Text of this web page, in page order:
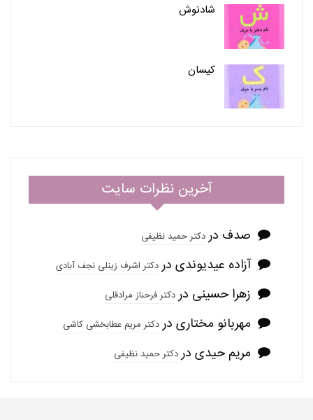
شادنوش
کیسان
آخرین نظرات سایت
صدف دردکتر حمید نظیفی
آزاده عیدیوندی دردکتر اشرف زینلی نجف آبادی
زهرا حسینی دردکتر فرحناز مرادقلی
مهربانو مختاری دردکتر مریم عطابخشی کاشی
مریم حیدی دردکتر حمید نظیفی